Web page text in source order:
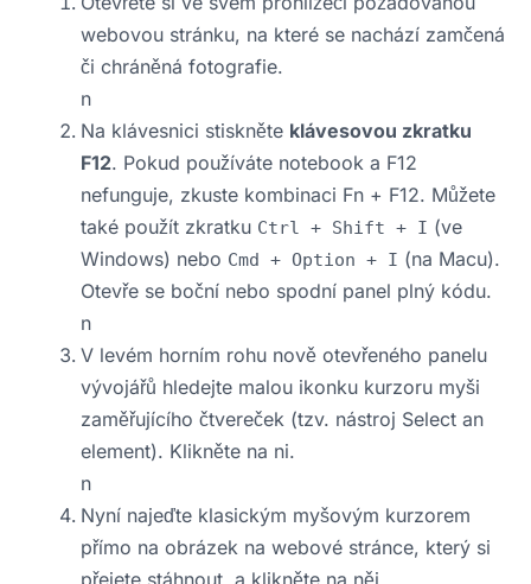
webovou stránku, na které se nachází zamčená
či chráněná fotografie.
n
Na klávesnici stiskněte klávesovou zkratku
F12. Pokud používáte notebook a F12
nefunguje, zkuste kombinaci Fn + F12. Můžete
také použít zkratku Ctrl + Shift + I (ve
Windows) nebo Cmd + Option + I (na Macu).
Otevře se boční nebo spodní panel plný kódu.
n
V levém horním rohu nově otevřeného panelu
vývojářů hledejte malou ikonku kurzoru myši
zaměřujícího čtvereček (tzv. nástroj Select an
element). Klikněte na ni.
n
Nyní najeďte klasickým myšovým kurzorem
přímo na obrázek na webové stránce, který si
přejete stáhnout, a klikněte na něj.